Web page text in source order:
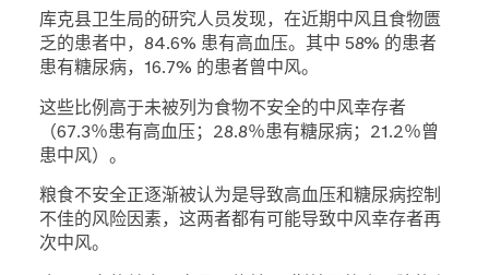
库克县卫生局的研究人员发现，在近期中风且食物匮
乏的患者中，84.6% 患有高血压。其中 58% 的患者
患有糖尿病，16.7% 的患者曾中风。
这些比例高于未被列为食物不安全的中风幸存者
（67.3％患有高血压；28.8％患有糖尿病；21.2％曾
患中风）。
粮食不安全正逐渐被认为是导致高血压和糖尿病控制
不佳的风险因素，这两者都有可能导致中风幸存者再
次中风。